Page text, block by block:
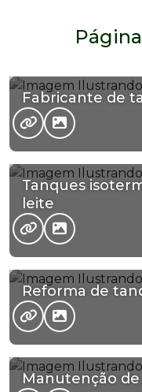
Fabricante de
Tanques
leite
Reforma de
Manutenção